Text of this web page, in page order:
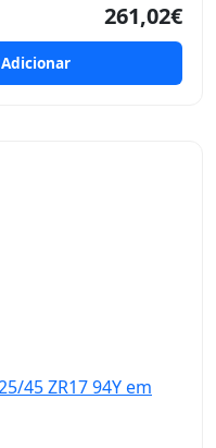
261,02€
Adicionar